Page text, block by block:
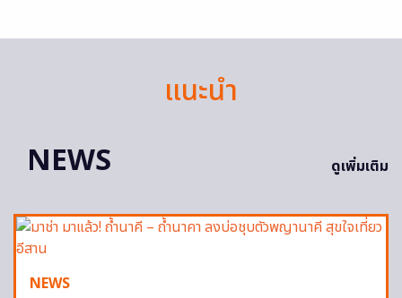
แนะนำ
NEWS
ดูเพิ่มเติม
NEWS